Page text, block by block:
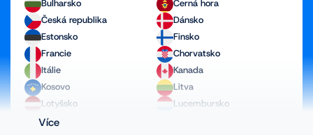
Bulharsko
Černá hora
Česká republika
Dánsko
Estonsko
Finsko
Francie
Chorvatsko
Itálie
Kanada
Kosovo
Litva
Lotyšsko
Lucembursko
Maďarsko
Více